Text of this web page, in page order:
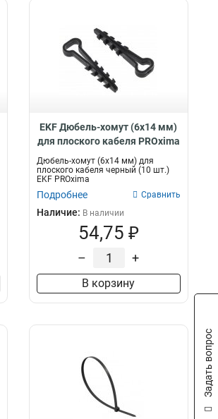
EKF Дюбель-хомут (6х14 мм)
для плоского кабеля PROxima
plc-cd-6x14b-r
Дюбель-хомут (6х14 мм) для
плоского кабеля черный (10 шт.)
EKF PROxima
Подробнее Сравнить
Наличие: В наличии
54,75 ₽
– +
В корзину
Задать вопрос